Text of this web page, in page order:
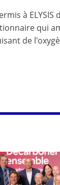
à ELYSIS
qui
de